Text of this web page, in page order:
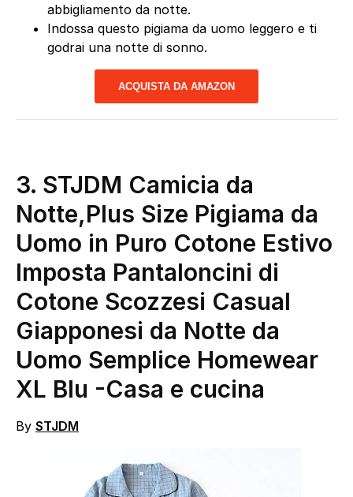
abbigliamento da notte.
Indossa questo pigiama da uomo leggero e ti
godrai una notte di sonno.
ACQUISTA DA AMAZON
3. STJDM Camicia da
Notte,Plus Size Pigiama da
Uomo in Puro Cotone Estivo
Imposta Pantaloncini di
Cotone Scozzesi Casual
Giapponesi da Notte da
Uomo Semplice Homewear
XL Blu -Casa e cucina
By STJDM